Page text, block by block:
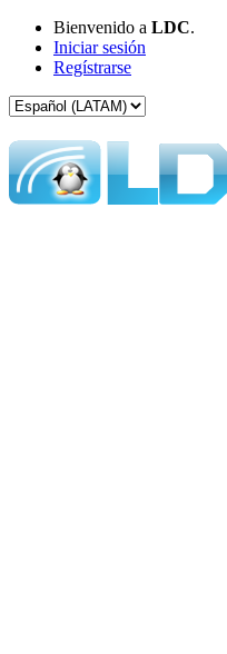
Bienvenido a LDC.
Iniciar sesión
Regístrarse